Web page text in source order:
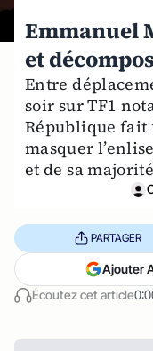
Emmanuel
et
Entre
soir sur TF1
République fait
masquer
et de sa
Écoutez cet article
PARTAGER
Ajouter